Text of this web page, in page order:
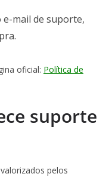
mail de suporte,
oficial: Política de
suporte
pelos